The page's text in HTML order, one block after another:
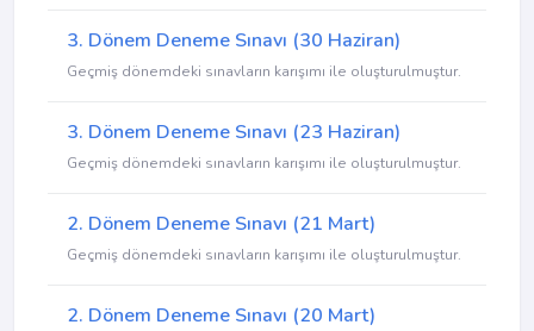
3. Dönem Deneme Sınavı (30 Haziran)
Geçmiş dönemdeki sınavların karışımı ile oluşturulmuştur.
3. Dönem Deneme Sınavı (23 Haziran)
Geçmiş dönemdeki sınavların karışımı ile oluşturulmuştur.
2. Dönem Deneme Sınavı (21 Mart)
Geçmiş dönemdeki sınavların karışımı ile oluşturulmuştur.
2. Dönem Deneme Sınavı (20 Mart)